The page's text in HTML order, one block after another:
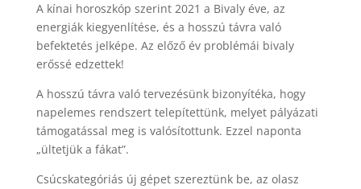
A kínai horoszkóp szerint 2021 a Bivaly éve, az
energiák kiegyenlítése, és a hosszú távra való
befektetés jelképe. Az előző év problémái bivaly
erőssé edzettek!
A hosszú távra való tervezésünk bizonyítéka, hogy
napelemes rendszert telepítettünk, melyet pályázati
támogatással meg is valósítottunk. Ezzel naponta
„ültetjük a fákat”.
Csúcskategóriás új gépet szereztünk be, az olasz